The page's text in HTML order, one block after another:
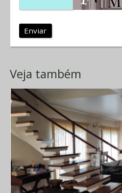
Enviar
Veja também